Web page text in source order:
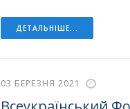
ДЕТАЛЬНІШЕ...
03 БЕРЕЗНЯ 2021